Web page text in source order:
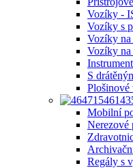
Vozíky -
Vozíky s
Vozíky na
Vozíky na
S
Mobilní
Nerezové
Regály s